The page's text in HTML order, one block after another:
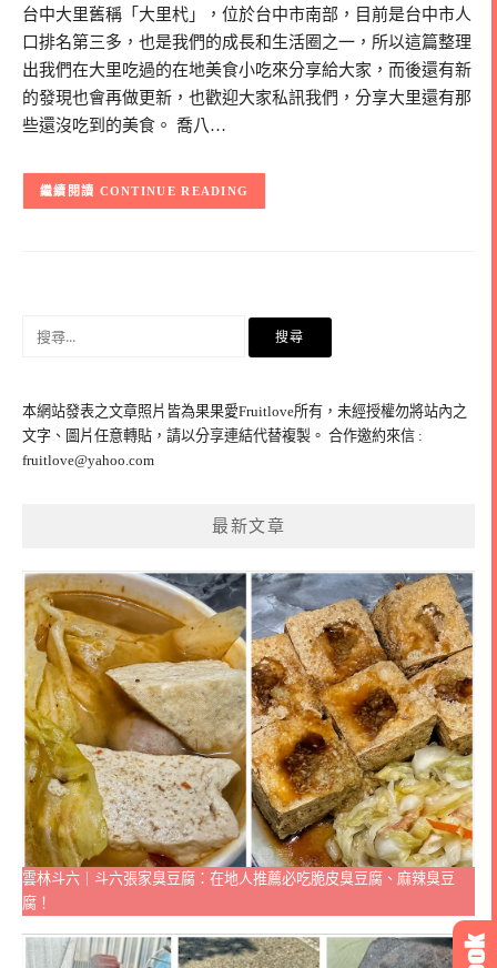
台中大里舊稱「大里杙」，位於台中市南部，目前是台中市人
口排名第三多，也是我們的成長和生活圈之一，所以這篇整理
出我們在大里吃過的在地美食小吃來分享給大家，而後還有新
的發現也會再做更新，也歡迎大家私訊我們，分享大里還有那
些還沒吃到的美食。 喬八…
CONTINUE READING
字:
本網站發表之文章照片皆為果果愛Fruitlove所有，未經授權勿將站內之
文字、圖片任意轉貼，請以分享連結代替複製。 合作邀約來信 :
fruitlove@yahoo.com
最新文章
雲林斗六｜斗六張家臭豆腐：在地人推薦必吃脆皮臭豆腐、麻辣臭豆
腐！